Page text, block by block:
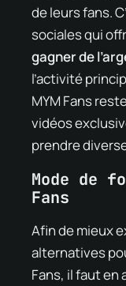
de leurs fans.
sociales qui
gagner de
l’activité
MYM Fans
vidéos
prendre
Mode de
Fans
Afin de mieux
alternatives
Fans, il faut